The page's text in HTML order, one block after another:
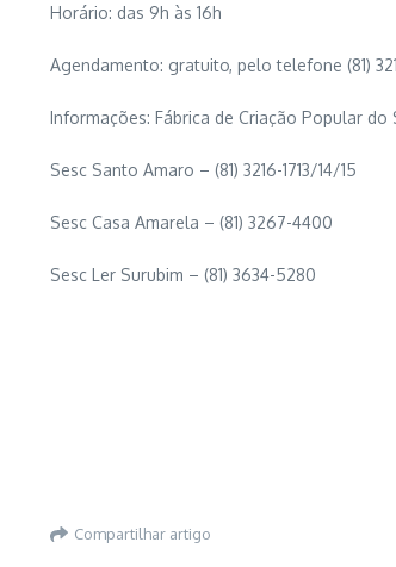
Horário: das 9h às 16h
Agendamento: gratuito, pelo telefone (81)
Informações: Fábrica de Criação Popular do
Sesc Santo Amaro – (81) 3216-1713/14/15
Sesc Casa Amarela – (81) 3267-4400
Sesc Ler Surubim – (81) 3634-5280
Compartilhar artigo